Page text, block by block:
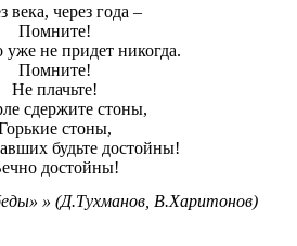
века, через года –
Помните!
уже не придет никогда.
Помните!
Не плачьте!
сдержите стоны,
стоны,
будьте достойны!
достойны!
» (Д.Тухманов, В.Харитонов)